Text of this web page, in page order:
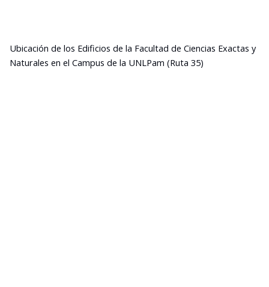
Ubicación de los Edificios de la Facultad de Ciencias Exactas y
Naturales en el Campus de la UNLPam (Ruta 35)